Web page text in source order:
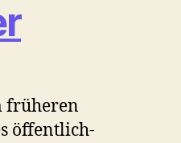
früheren
öffentlich-